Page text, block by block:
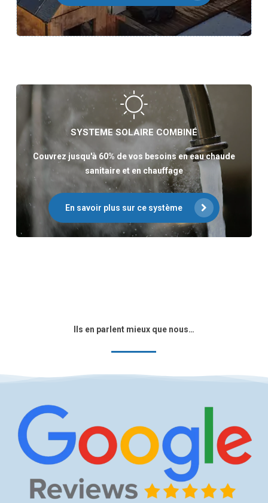
SYSTEME SOLAIRE COMBINÉ
Couvrez jusqu'à 60% de vos besoins en eau chaude
sanitaire et en chauffage
En savoir plus sur ce système
Ils en parlent mieux que nous…